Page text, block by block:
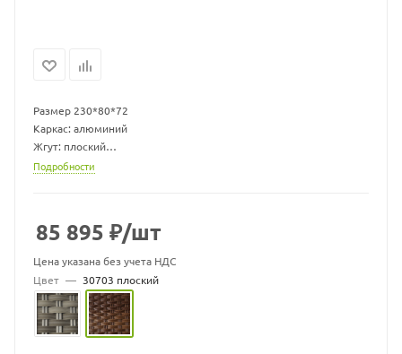
Размер 230*80*72
Каркас: алюминий
Жгут: плоский
Материал: Каркас - алюминий, искусственный ротанг
можете выбрать другой цвет подушек.
продавца
Подробности
85 895 ₽/шт
Цена указана без учета НДС
Цвет — 30703 плоский